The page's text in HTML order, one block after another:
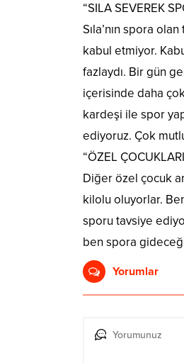
“SILA SEVEREK
Sıla’nın spora
kabul etmiyor.
fazlaydı. Bir gün
içerisinde daha
kardeşi ile spor
ediyoruz. Çok
“ÖZEL
Diğer özel çocuk
kilolu oluyorlar.
sporu tavsiye
ben spora
Yorumlar